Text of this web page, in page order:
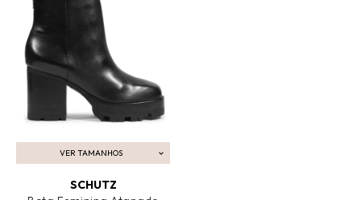
VER TAMANHOS
ADICIONAR AO CARRINHO
SCHUTZ